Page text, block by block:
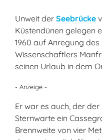
Unweit der Seebrücke
Küstendünen gelegen
1960 auf Anregung
Wissenschaftlers
seinen Urlaub in dem
- Anzeige -
Er war es auch, der
Sternwarte ein
Brennweite von vier